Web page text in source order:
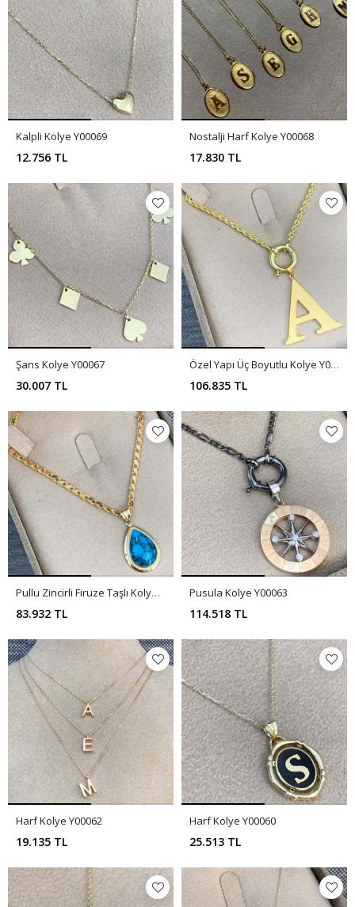
Kalpli Kolye Y00069
12.756 TL
Nostalji Harf Kolye Y00068
17.830 TL
Şans Kolye Y00067
30.007 TL
Özel Yapı Üç Boyutlu Kolye Y00066
106.835 TL
Pullu Zincirli Firuze Taşlı Kolye Y00065
83.932 TL
Pusula Kolye Y00063
114.518 TL
Harf Kolye Y00062
19.135 TL
Harf Kolye Y00060
25.513 TL